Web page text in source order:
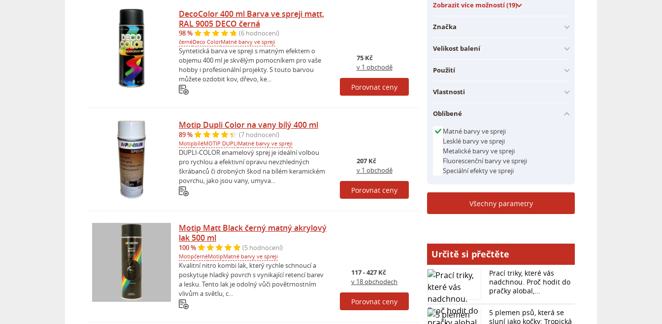
DecoColor 400 ml Barva ve spreji matt,
RAL 9005 DECO černá
98 % (6 hodnocení)
černéDeco ColorMatné barvy ve spreji
Syntetická barva ve spreji s matným efektem o
objemu 400 ml je skvělým pomocníkem pro vaše
hobby i profesionální projekty. S touto barvou
můžete ozdobit kov, dřevo, ke...
75 Kč
v 1 obchodě
Porovnat ceny
Motip Dupli Color na vany bílý 400 ml
89 % (7 hodnocení)
MotipbíléMOTIP DUPLIMatné barvy ve spreji
DUPLI-COLOR enamelový sprej je ideální volbou
pro rychlou a efektivní opravu nevzhledných
škrábanců či drobných škod na bílém keramickém
povrchu, jako jsou vany, umyva...
207 Kč
v 1 obchodě
Porovnat ceny
Motip Matt Black černý matný akrylový
lak 500 ml
100 % (5 hodnocení)
MotipčernéMotipMatné barvy ve spreji
Kvalitní nitro kombi lak, který rychle schnoucí a
poskytuje hladký povrch s vynikající retencí barev
a lesku. Tento lak je odolný vůči povětrnostním
vlivům a světlu, c...
117 - 427 Kč
v 18 obchodech
Porovnat ceny
Zobrazit více možností (19)
Značka
Velikost balení
Použití
Vlastnosti
Oblíbené
Matné barvy ve spreji
Lesklé barvy ve spreji
Metalické barvy ve spreji
Fluorescenční barvy ve spreji
Speciální efekty ve spreji
Všechny parametry
Určitě si přečtěte
Prací triky, které vás
nadchnou. Proč hodit do
pračky alobal,...
5 plemen psů, která se
sluní jako kočky: Tropická